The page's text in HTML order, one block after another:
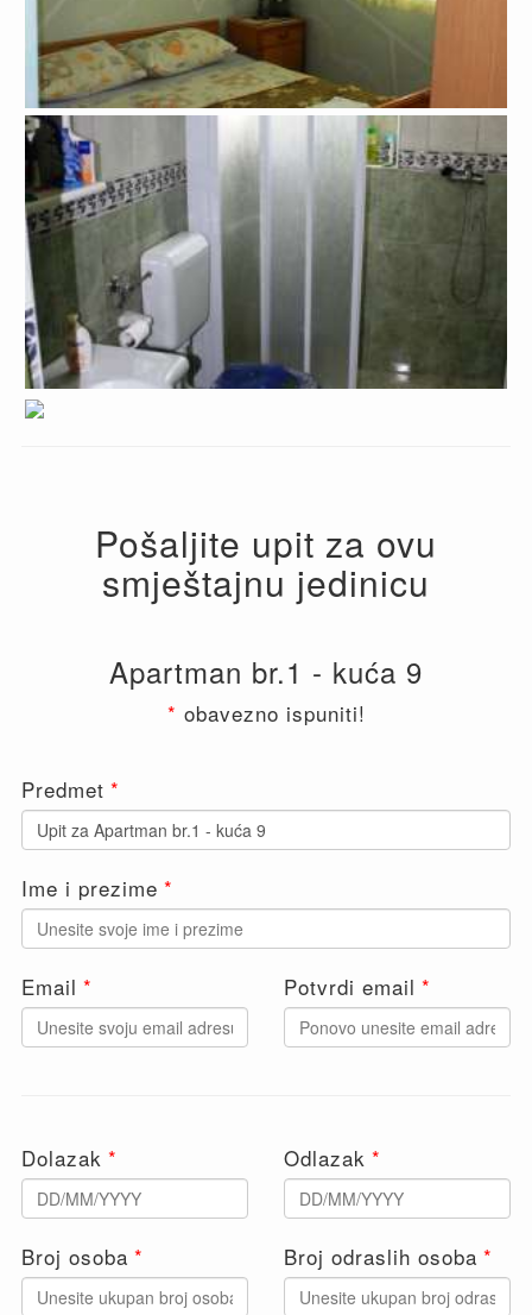
Pošaljite upit za ovu
smještajnu jedinicu
Apartman br.1 - kuća 9
* obavezno ispuniti!
Leave
this
field
Predmet
Ime i prezime
Email Potvrdi email
Dolazak Odlazak
Broj osoba Broj odraslih osoba